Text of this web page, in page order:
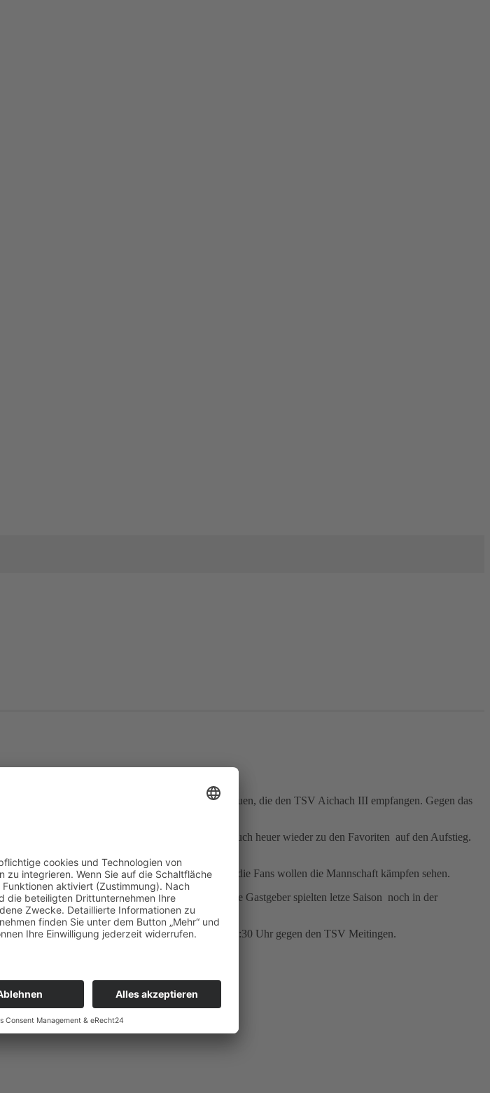
Teams bestreiten Auswärtsspiele.
Am Samstag spielen dort ab 18 Uhr die TSV-Frauen, die den TSV Aichach III empfangen. Gegen das
letzte Woche in Göggingen wettmachen wollen.
Hürde. Die Gäste vom TV Gundelfingen gehören auch heuer wieder zu den Favoriten auf den Aufstieg.
in Königsbrunn mit 27:26 gewonnen.
die Erfolgschancen sehr gering sein werden, die Fans wollen die Mannschaft kämpfen sehen.
Mannschaft des TV Gundelfingen spielt. Die Gastgeber spielten letze Saison noch in der
um 13:30 Uhr gegen den TSV Aichach und um 14:30 Uhr gegen den TSV Meitingen.
(10 Uhr) spielt.